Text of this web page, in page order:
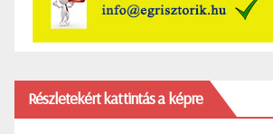
Részletekért kattintás a képre